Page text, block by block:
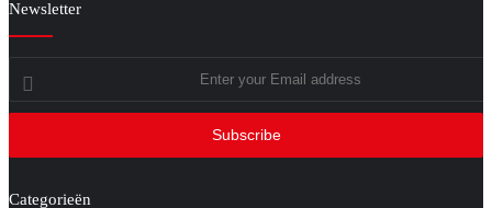
Newsletter
Categorieën